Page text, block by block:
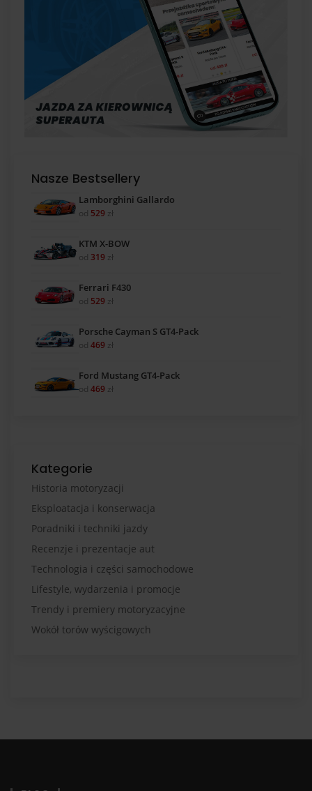
Nasze Bestsellery
Lamborghini Gallardo
od 529 zł
KTM X-BOW
od 319 zł
Ferrari F430
od 529 zł
Porsche Cayman S GT4-Pack
od 469 zł
Ford Mustang GT4-Pack
od 469 zł
Kategorie
Historia motoryzacji
Eksploatacja i konserwacja
Poradniki i techniki jazdy
Recenzje i prezentacje aut
Technologia i części samochodowe
Lifestyle, wydarzenia i promocje
Trendy i premiery motoryzacyjne
Wokół torów wyścigowych